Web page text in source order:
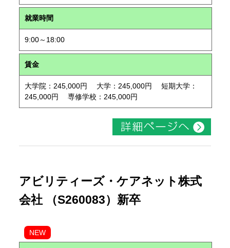
就業時間
9:00～18:00
賃金
大学院：245,000円 大学：245,000円 短期大学：
245,000円 専修学校：245,000円
アビリティーズ・ケアネット株式
会社 （S260083）新卒
NEW